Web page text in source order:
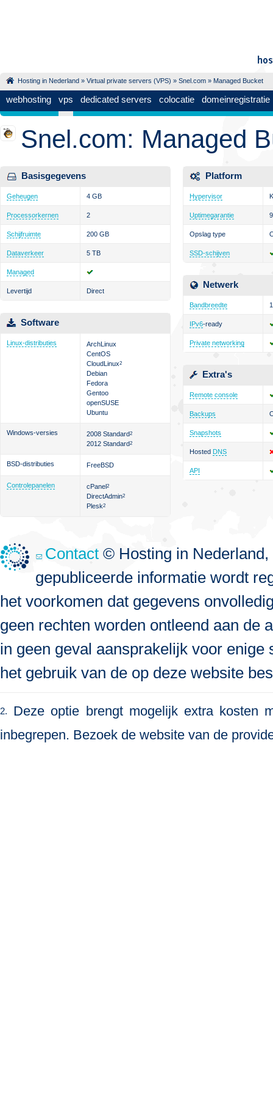
Hosting in Nederland » Virtual private servers (VPS) » Snel.com » Managed Bucket
webhosting vps dedicated servers colocatie domeinregistratie
Snel.com: Managed
Basisgegevens
Geheugen 4 GB
Processorkernen 2
Schijfruimte 200 GB
Dataverkeer 5 TB
Managed
Levertijd Direct
Software
Linux-distributies
ArchLinux
CentOS
CloudLinux2
Debian
Fedora
Gentoo
openSUSE
Ubuntu
Windows-versies 2008 Standard2
2012 Standard2
BSD-distributies FreeBSD
Controlepanelen cPanel2
DirectAdmin2
Plesk2
Platform
Hypervisor
Uptimegarantie
Opslag type
SSD-schijven
Netwerk
Bandbreedte
IPv6-ready
Private networking
Extra's
Remote console
Backups
Snapshots
Hosted DNS
API
Contact © Hosting in
gepubliceerde informatie wordt
het voorkomen dat gegevens
geen rechten worden ontleend aan de
in geen geval aansprakelijk voor
het gebruik van de op deze website
2.
Deze optie brengt mogelijk extra kosten
inbegrepen. Bezoek de website van de